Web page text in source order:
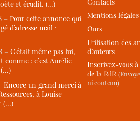
et érudit. (…)
–Pour cette annonce qui
d’adresse mail :
–C’était même pas lui,
comme : c’est Aurélie
(…)
Encore un grand merci à
à Louise
(…)
Contacts
Mentions légales
Ours
Utilisation des
d’auteurs
Inscrivez-vous
de la RdR
ni contenu)